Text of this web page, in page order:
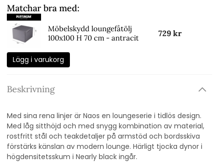
Matchar bra med:
Möbelskydd loungefåtölj
100x100 H 70 cm - antracit
729 kr
Lägg i varukorg
Beskrivning
Med sina rena linjer är Naos en loungeserie i tidlös design.
Med låg sitthöjd och med snygg kombination av material,
rostfritt stål och teakdetaljer på armstöd och bordsskiva
förstärks känslan av modern lounge. Härligt tjocka dynor i
högdensitetsskum i Nearly black ingår.